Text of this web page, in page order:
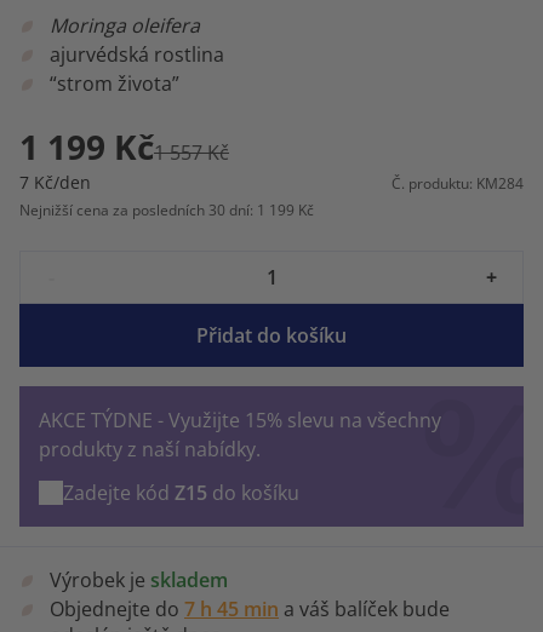
Moringa oleifera
ajurvédská rostlina
“strom života”
1 199 Kč1 557 Kč
7 Kč/den
Č. produktu: KM284
Nejnižší cena za posledních 30 dní: 1 199 Kč
+
Přidat do košíku
AKCE TÝDNE - Využijte 15% slevu na všechny
produkty z naší nabídky.
Zadejte kód Z15 do košíku
Výrobek je skladem
Objednejte do 7 h 45 min a váš balíček bude